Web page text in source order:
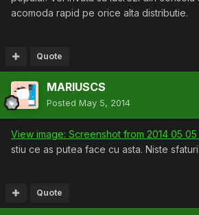
acomoda rapid pe orice alta distributie.
Quote
MARIUSCS
Posted May 5, 2014
View image: Screenshot from 2014 05
stiu ce as putea face cu asta. Niste
Quote